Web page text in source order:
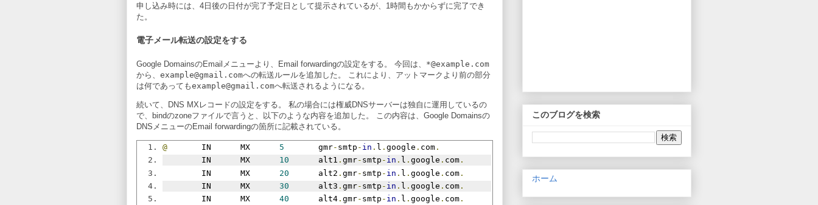
申し込み時には、4日後の日付が完了予定日として提示されているが、1時間もかからずに完了でき
た。
電子メール転送の設定をする
Google DomainsのEmailメニューより、Email forwardingの設定をする。 今回は、 *@example.com
から、 example@gmail.comへの転送ルールを追加した。 これにより、アットマークより前の部分
は何であってもexample@gmail.comへ転送されるようになる。
続いて、DNS MXレコードの設定をする。 私の場合には権威DNSサーバーは独自に運用しているの
で、bindのzoneファイルで言うと、以下のような内容を追加した。 この内容は、Google Domainsの
DNSメニューのEmail forwardingの箇所に記載されている。
@
       IN      MX
5
       gmr
- smtp - in . l . google . com .
        IN      MX
10
      alt1
. gmr- smtp - in . l . google . com .
        IN      MX
20
      alt2
. gmr- smtp - in . l . google . com .
        IN      MX
30
      alt3
. gmr- smtp - in . l . google . com .
        IN      MX
40
      alt4
. gmr- smtp - in . l . google . com .
このブログを検索
ホーム